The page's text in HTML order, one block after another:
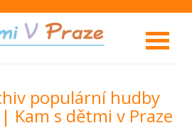
populární hudby
| Kam s dětmi v Praze